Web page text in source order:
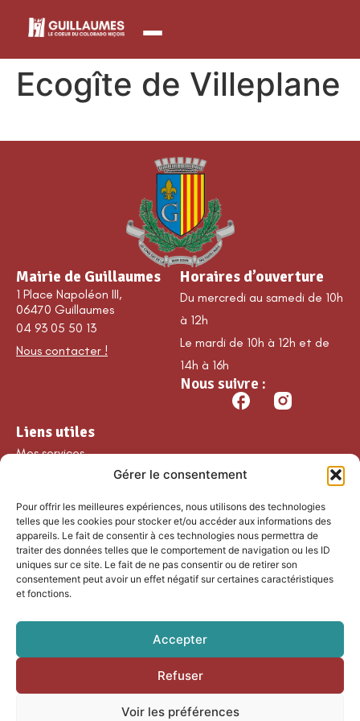
Gérer le consentement
Pour offrir les meilleures expériences, nous utilisons des technologies
telles que les cookies pour stocker et/ou accéder aux informations des
appareils. Le fait de consentir à ces technologies nous permettra de
traiter des données telles que le comportement de navigation ou les ID
uniques sur ce site. Le fait de ne pas consentir ou de retirer son
consentement peut avoir un effet négatif sur certaines caractéristiques
et fonctions.
Accepter
Refuser
Voir les préférences
principal
Ecogîte de Villeplane
Mairie de Guillaumes
1 Place Napoléon III,
06470 Guillaumes
04 93 05 50 13
Nous contacter !
Horaires d’ouverture
Du mercredi au samedi de 10h
à 12h
Le mardi de 10h à 12h et de
14h à 16h
Nous suivre :
Liens utiles
Mes services
Nos loisirs
Agenda
Les temps forts
Partenaires et
Accessibilité
Mentions légales
Plan du site